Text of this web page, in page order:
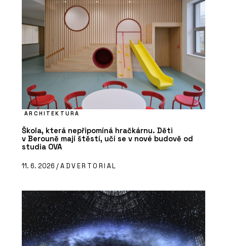
ARCHITEKTURA
Škola, která nepřipomíná hračkárnu. Děti
v Berouně mají štěstí, učí se v nové budově od
studia OVA
11. 6. 2026 /ADVERTORIAL